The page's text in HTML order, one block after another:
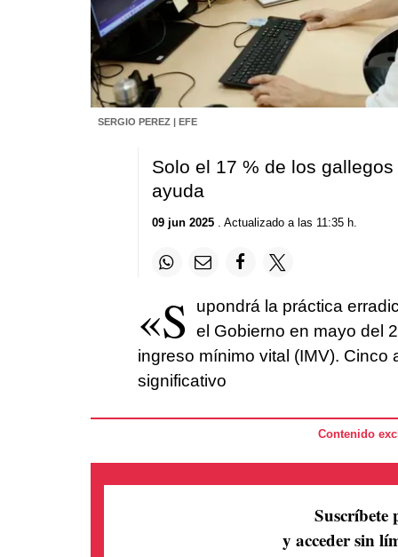
SERGIO PEREZ | EFE
Solo el 17 % de los
ayuda
09 jun 2025. Actualizado a las 11:35 h.
«S
upondrá la práctica
el Gobierno en mayo del
ingreso mínimo vital (IMV).
significativo
Contenido
Suscríbete
y acceder sin